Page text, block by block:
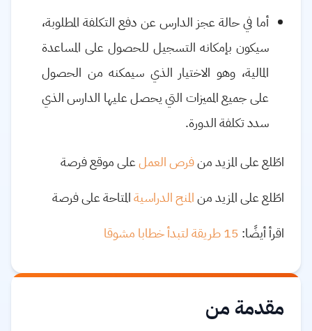
أما في حالة عجز الدارس عن دفع التكلفة المطلوبة،
سيكون بإمكانه التسجيل للحصول على المساعدة
المالية، وهو الاختيار الذي سيمكنه من الحصول
على جميع المميزات التي يحصل عليها الدارس الذي
سدد تكلفة الدورة.
اطّلع على المزيد منفرص العملعلى موقع فرصة
اطّلع على المزيد منالمنح الدراسيةالمتاحة على فرصة
اقرأ أيضًا: 15 طريقة لتبدأ خطابا مشوقا
مقدمة من